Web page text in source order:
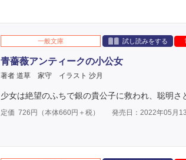
一般文庫 試し読みをする
青薔薇アンティークの小公女
著者 道草 家守 イラスト 沙月
少女は絶望のふちで銀の貴公子に救われ、聡明さ
定価 726 円（本体660円＋税） 発売日：2022年05月